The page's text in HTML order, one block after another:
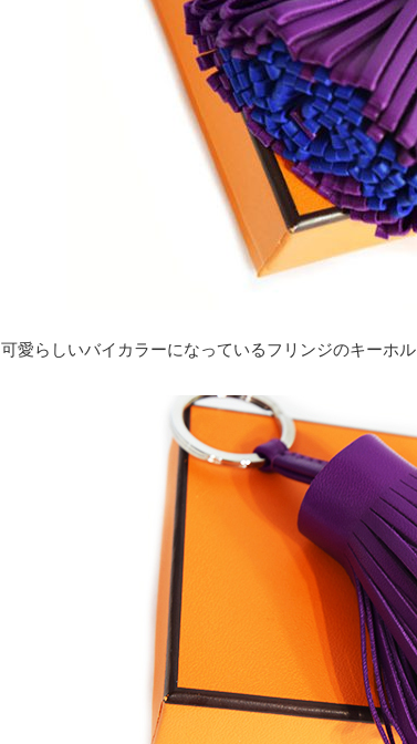
可愛らしいバイカラーになっているフリンジのキーホル